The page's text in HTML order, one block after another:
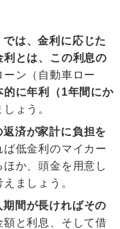
は、金利に応じた
利とは、この利息の
ン（自動車ロー
に年利（1年間にか
ょう。
済が家計に負担を
低金利のマイカー
か、頭金を用意し
ましょう。
間が長ければその
と利息、そして借